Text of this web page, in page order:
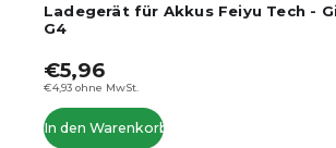
Ladegerät für Akkus Feiyu Tech -
G4
€4,93 ohne MwSt.
€5,96
In den Warenkorb